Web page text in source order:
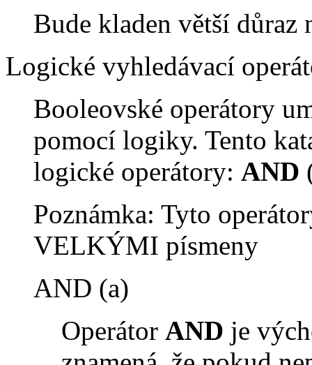
Bude kladen větší
Logické vyhledávací
Booleovské operátory
pomocí logiky. Tento
logické operátory: AND
Poznámka: Tyto
VELKÝMI písmeny
AND (a)
Operátor AND je